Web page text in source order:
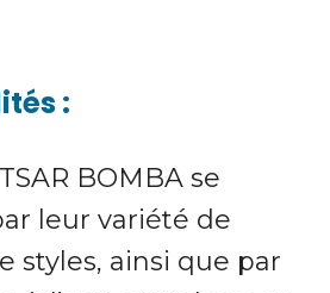
:
BOMBA se
leur variété de
styles, ainsi que par